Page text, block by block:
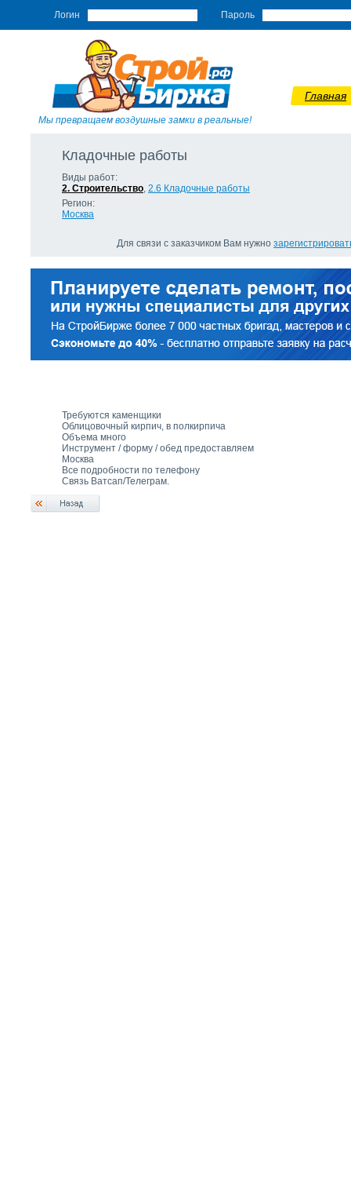
Логин Пароль
Мы превращаем воздушные замки в реальные!
Главная
Кладочные работы
Виды работ:
2. Строительство, 2.6 Кладочные работы
Регион:
Москва
Для связи с заказчиком Вам нужно
Требуются каменщики
Облицовочный кирпич, в полкирпича
Объема много
Инструмент / форму / обед предоставляем
Москва
Все подробности по телефону
Связь Ватсап/Телеграм.